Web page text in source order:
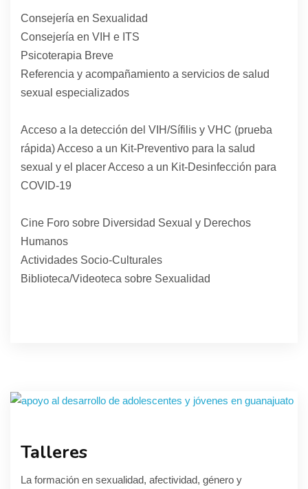
Consejería en Sexualidad
Consejería en VIH e ITS
Psicoterapia Breve
Referencia y acompañamiento a servicios de salud
sexual especializados
Acceso a la detección del VIH/Sífilis y VHC (prueba
rápida) Acceso a un Kit-Preventivo para la salud
sexual y el placer Acceso a un Kit-Desinfección para
COVID-19
Cine Foro sobre Diversidad Sexual y Derechos
Humanos
Actividades Socio-Culturales
Biblioteca/Videoteca sobre Sexualidad
Talleres
La formación en sexualidad, afectividad, género y